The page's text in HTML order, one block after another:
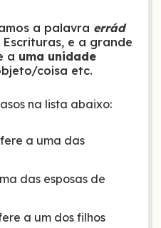
a palavra errád
e a grande
a uma unidade
coisa etc.
na lista abaixo:
a uma das
das esposas de
a um dos filhos